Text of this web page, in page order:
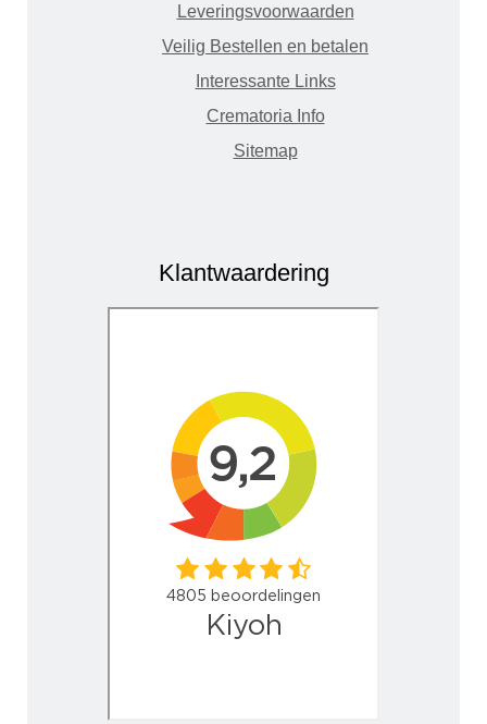
Leveringsvoorwaarden
Veilig Bestellen en betalen
Interessante Links
Crematoria Info
Sitemap
Klantwaardering